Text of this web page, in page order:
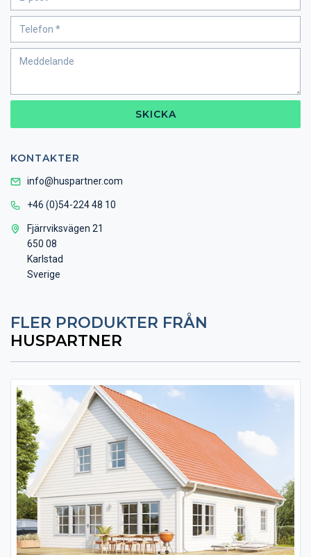
SKICKA
KONTAKTER
info@huspartner.com
+46 (0)54-224 48 10
Fjärrviksvägen 21
650 08
Karlstad
Sverige
FLER PRODUKTER FRÅN
HUSPARTNER